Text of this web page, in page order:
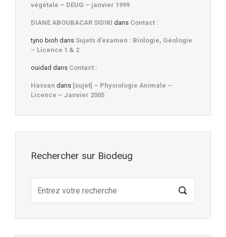
végétale – DEUG – janvier 1999
DIANE ABOUBACAR SIDIKI dans Contact :
tyno bioh dans Sujets d’examen : Biologie, Géologie
– Licence 1 & 2
ouidad dans Contact :
Hassan dans [sujet] – Physiologie Animale –
Licence – Janvier 2005
Rechercher sur Biodeug